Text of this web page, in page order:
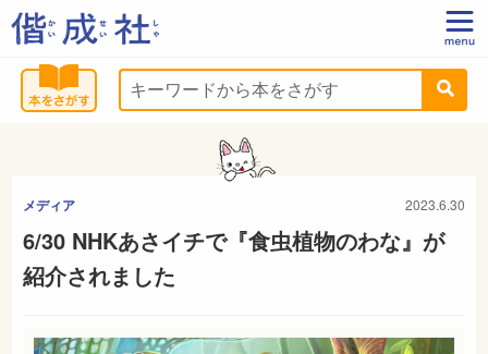
メディア 2023.6.30
6/30 NHKあさイチで『食虫植物のわな』が
紹介されました